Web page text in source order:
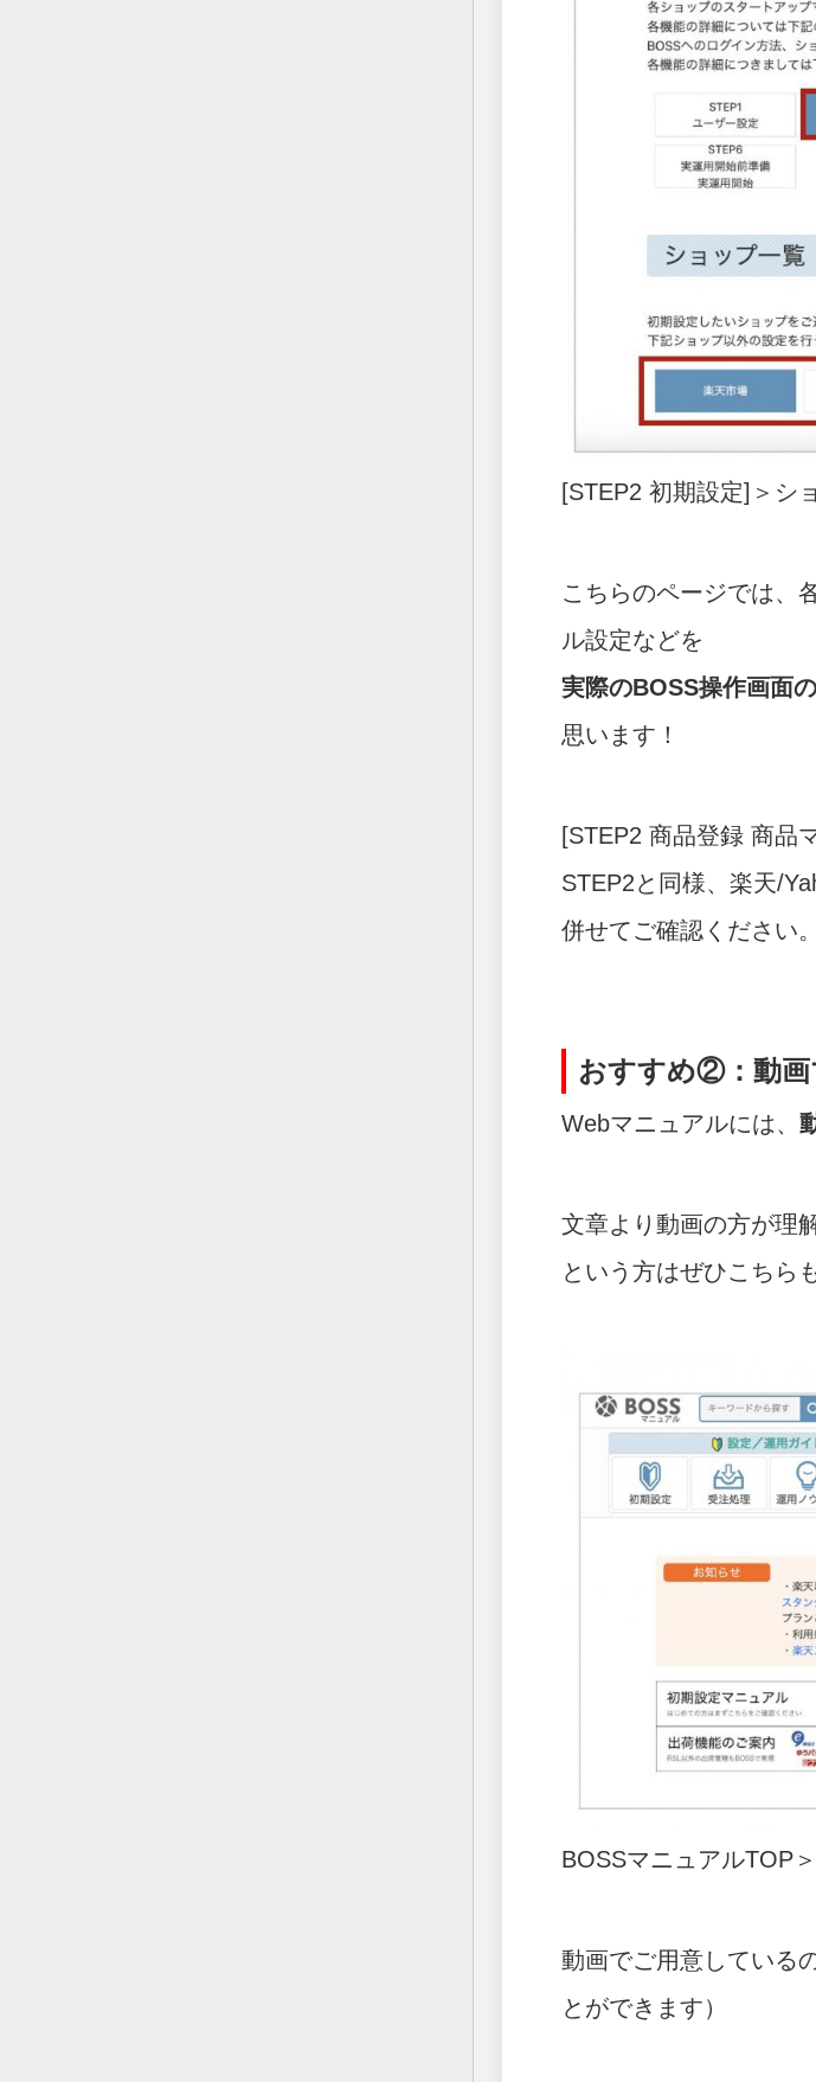
[STEP2 初期設定]＞シ
こちらのページでは、
ル設定などを
実際のBOSS操作画面
思います！
[STEP2 商品登録 商品
STEP2と同様、楽天/
併せてご確認ください。
おすすめ②：動
Webマニュアルには、
文章より動画の方が理
という方はぜひこちら
BOSSマニュアルTOP
動画でご用意している
とができます）